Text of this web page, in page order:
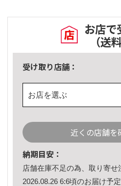
お店で
（送
受け取り店舗：
お店を選ぶ
近くの店舗を
納期目安：
店舗在庫不足の為、取り寄せ
2026.08.26 6:6頃のお届け予定